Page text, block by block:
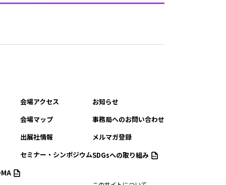
会場アクセス
会場マップ
出展社情報
セミナー・シンポジウム
お知らせ
事務局へのお問い合わせ
メルマガ登録
SDGsへの取り組み